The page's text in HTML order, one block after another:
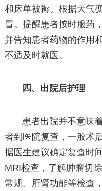
和床单被褥。根据天气
冒。提醒患者按时服药
并告知患者药物的作用
不适及时就医。
四、出院后护理
患者出院并不意味
者到医院复查，一般术
据医生建议确定复查时
MRI检查，了解肿瘤切
常规、肝肾功能等检查